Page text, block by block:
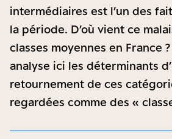
intermédiaires est l’un des
la période. D’où vient ce
classes moyennes en France
analyse ici les déterminants
retournement de ces
regardées comme des «